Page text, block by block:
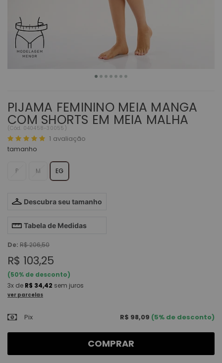
PIJAMA FEMININO MEIA MANGA
COM SHORTS EM MEIA MALHA
(Cód. 040458-30055 )
1 avaliação
tamanho
P M EG
Descubra seu tamanho
Tabela de Medidas
De: R$ 206,50
R$ 103,25
(50% de desconto)
3x de R$ 34,42 sem juros
ver parcelas
Pix R$ 98,09 (5% de desconto)
COMPRAR